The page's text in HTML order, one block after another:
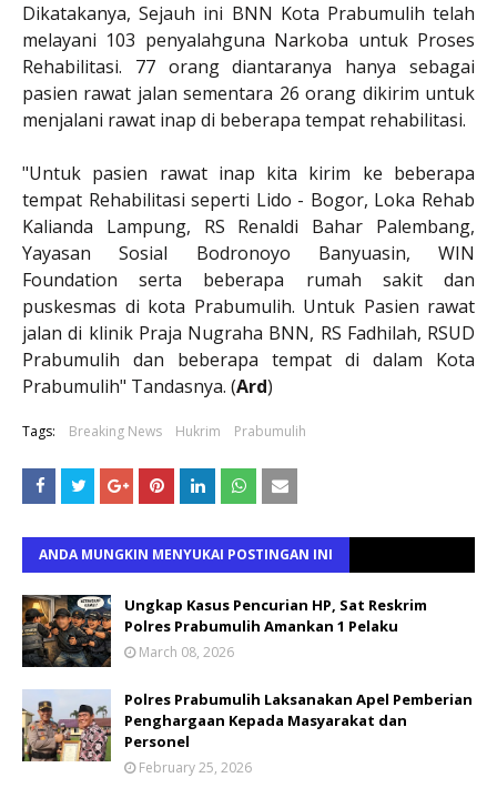
Dikatakanya, Sejauh ini BNN Kota Prabumulih telah
melayani 103 penyalahguna Narkoba untuk Proses
Rehabilitasi. 77 orang diantaranya hanya sebagai
pasien rawat jalan sementara 26 orang dikirim untuk
menjalani rawat inap di beberapa tempat rehabilitasi.
"Untuk pasien rawat inap kita kirim ke beberapa
tempat Rehabilitasi seperti Lido - Bogor, Loka Rehab
Kalianda Lampung, RS Renaldi Bahar Palembang,
Yayasan Sosial Bodronoyo Banyuasin, WIN
Foundation serta beberapa rumah sakit dan
puskesmas di kota Prabumulih. Untuk Pasien rawat
jalan di klinik Praja Nugraha BNN, RS Fadhilah, RSUD
Prabumulih dan beberapa tempat di dalam Kota
Prabumulih" Tandasnya. (Ard)
Tags: Breaking News Hukrim Prabumulih
ANDA MUNGKIN MENYUKAI POSTINGAN INI
Ungkap Kasus Pencurian HP, Sat Reskrim
Polres Prabumulih Amankan 1 Pelaku
March 08, 2026
Polres Prabumulih Laksanakan Apel Pemberian
Penghargaan Kepada Masyarakat dan
Personel
February 25, 2026